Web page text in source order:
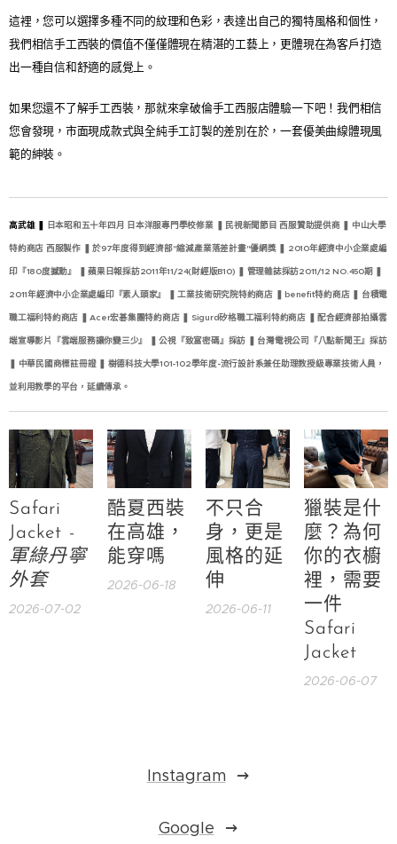
這裡，您可以選擇多種不同的紋理和色彩，表達出自己的獨特風格和個性，
我們相信手工西裝的價值不僅僅體現在精湛的工藝上，更體現在為客戶打造
出一種自信和舒適的感覺上。
​如果您還不了解手工西裝，那就來拿破倫手工西服店體驗一下吧！我們相信
您會發現，市面現成款式與全純手工訂製的差別在於，一套優美曲線體現風
範的紳裝。
高武雄 ❚ 日本昭和五十年四月 日本洋服專門學校修業 ❚ 民視新聞節目 西服贊助提供商 ❚ 中山大學
特約商店 西服製作 ❚ 於97年度得到經濟部"縮減產業落差計畫"優網獎 ❚ 2010年經濟中小企業處編
印『180度撼動』 ❚ 蘋果日報採訪2011年11/24(財經版B10) ❚ 管理雜誌採訪2011/12 NO.450期 ❚
2011年經濟中小企業處編印『素人頭家』 ❚ 工業技術研究院特約商店 ❚ benefit特約商店 ❚ 台積電
職工福利特約商店 ❚ Acer宏碁集團特約商店 ❚ Sigurd矽格職工福利特約商店 ❚ 配合經濟部拍攝雲
端宣導影片『雲端服務讓你變三少』 ❚ 公視『致富密碼』採訪 ❚ 台灣電視公司『八點新聞王』採訪
❚ 中華民國商標註冊證 ❚ 樹德科技大學101-102學年度-流行設計系兼任助理教授級專業技術人員，
並利用教學的平台，延續傳承。
Safari
Jacket -
軍綠丹寧
外套
2026-07-02
酷夏西裝
在高雄，
能穿嗎
2026-06-18
不只合
身，更是
風格的延
伸
2026-06-11
獵裝是什
麼？為何
你的衣櫥
裡，需要
一件
Safari
Jacket
2026-06-07
Instagram
Google